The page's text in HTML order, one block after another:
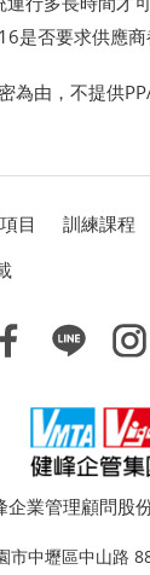
是否要求供應
為由，不提供
目 訓練課程
企業管理顧問股
市中壢區中山路